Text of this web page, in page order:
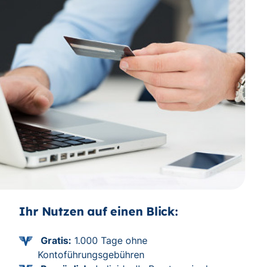
Ihr Nutzen auf einen Blick:
Gratis: 1.000 Tage ohne
Kontoführungsgebühren